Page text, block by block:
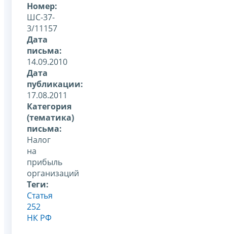
Номер:
ШС-37-
3/11157
Дата
письма:
14.09.2010
Дата
публикации:
17.08.2011
Категория
(тематика)
письма:
Налог
на
прибыль
организаций
Теги:
Статья
252
НК РФ